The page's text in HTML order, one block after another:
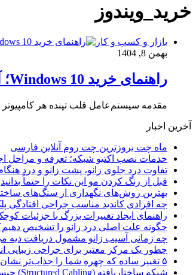
خرید_ویندوز
بازار و کسب و کار
بهمن 8, 1404
راهنمای خرید Windows 10؛ آیا هنوز ارزش خرید دارد؟ مزایای لایسنس اورجینال و معرفی سایت مایکروسافت ایران
مقدمه سیستم‌عامل قلب تپنده هر
آخرین اخبار
ماه چت بروزترین چت روم آنلاین فارسی
خدمات نصب اکتیو شبکه؛ تعرفه و مراحل
تفاوت درد جلوی زانو، پشت زانو و درد
قبل از رنگ کردن مو این نکات را حتماً بدانید
بهترین روش‌های نگهداری از سنگ‌های
چه افرادی کاندید مناسب جراحی افتادگی
راهنمای ایجاد تغییرات بزرگ با جزئیات
چگونه علت اصلی درد زانو را تشخیص
چه زمانی آسیب زانو مشمول دریافت دیه
چطور یک مرکز معتبر برای جراحی زیبایی
۵ تغییر ساده که چهره شما را جذاب‌تر نشان می‌دهد
شبکه ساختاریافته (Structured Cabling) چیست؟ راهنمای کامل کابل‌کشی استاندارد شبکه